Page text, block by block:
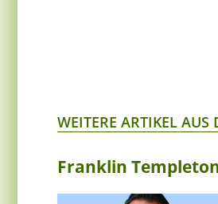
WEITERE ARTIKEL AUS
Franklin